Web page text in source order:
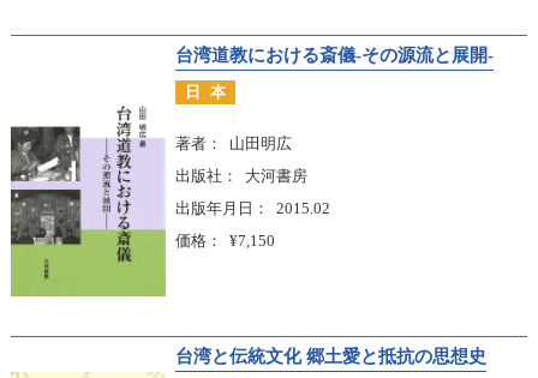
台湾道教における斎儀-その源流と展開-
日本
著者
山田明広
出版社
大河書房
出版年月日
2015.02
価格
¥7,150
台湾と伝統文化 郷土愛と抵抗の思想史